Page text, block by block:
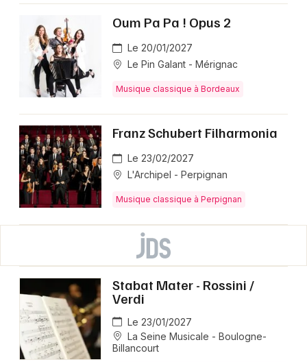
Oum Pa Pa ! Opus 2
Le 20/01/2027
Le Pin Galant - Mérignac
Musique classique à Bordeaux
Franz Schubert Filharmonia
Le 23/02/2027
L'Archipel - Perpignan
Musique classique à Perpignan
Stabat Mater - Rossini /
Verdi
Le 23/01/2027
La Seine Musicale - Boulogne-
Billancourt